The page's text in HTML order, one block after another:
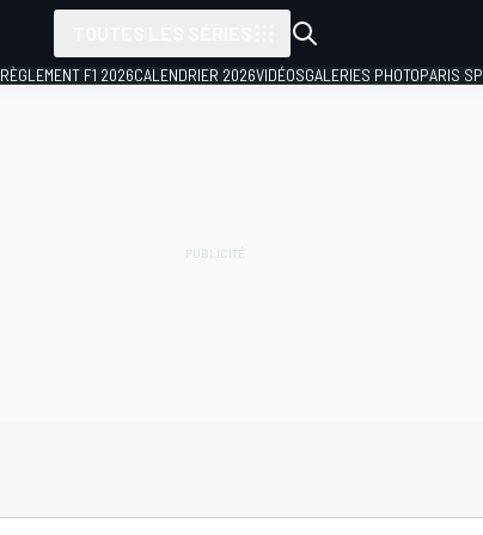
RÈGLEMENT F1 2026CALENDRIER 2026VIDÉOSGALERIES PHOTOPARIS